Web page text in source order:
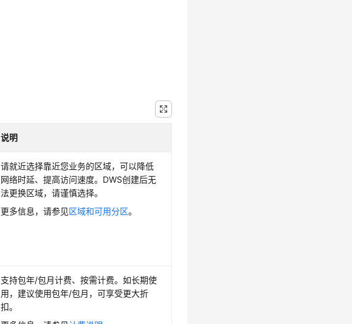
说明
请就近选择靠近您业务的区域，可以降低
网络时延、提高访问速度。DWS创建后无
法更换区域，请谨慎选择。
更多信息，请参见区域和可用分区。
支持包年/包月计费、按需计费。如长期使
用，建议使用包年/包月，可享受更大折
扣。